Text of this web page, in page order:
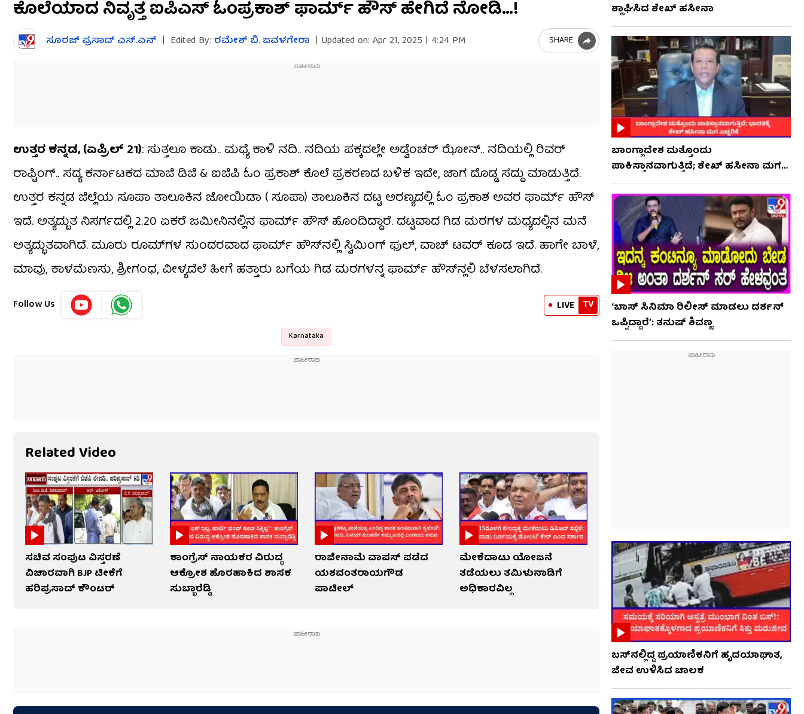
seconds
of
minutes,
32
seconds
ಕೊಲೆಯಾದ ನಿವೃತ್ತ ಐಪಿಎಸ್​​ ಓಂಪ್ರಕಾಶ್​ ಫಾರ್ಮ್ ಹೌಸ್ ಹೇಗಿದೆ ನೋಡಿ…!
ಸೂರಜ್ ಪ್ರಸಾದ್ ಎಸ್.ಎನ್ | Edited By: ರಮೇಶ್ ಬಿ. ಜವಳಗೇರಾ | Updated on: Apr 21, 2025 | 4:24 PM SHARE
ಉತ್ತರ ಕನ್ನಡ, (ಏಪ್ರಿಲ್ 21): ಸುತ್ತಲೂ ಕಾಡು.. ಮಧ್ಯೆ ಕಾಳಿ ನದಿ.. ನದಿಯ ಪಕ್ಕದಲ್ಲೇ ಅಡ್ವೆಂಚರ್ ಝೋನ್.. ನದಿಯಲ್ಲಿ ರಿವರ್
ರಾಫ್ಟಿಂಗ್.. ಸದ್ಯ ಕರ್ನಾಟಕದ ಮಾಜಿ ಡಿಜಿ & ಐಜಿಪಿ ಓಂ ಪ್ರಕಾಶ್​ ಕೊಲೆ ಪ್ರಕರಣದ ಬಳಿಕ ಇದೇ, ಜಾಗ ದೊಡ್ಡ ಸದ್ದು ಮಾಡುತ್ತಿದೆ.
ಉತ್ತರ ಕನ್ನಡ ಜಿಲ್ಲೆಯ ಸೂಪಾ ತಾಲೂಕಿನ ಜೋಯಿಡಾ ( ಸೂಪಾ) ತಾಲೂಕಿನ ದಟ್ಟ ಅರಣ್ಯದಲ್ಲಿ ಓಂ ಪ್ರಕಾಶ ಅವರ ಫಾರ್ಮ್ ಹೌಸ್
ಇದೆ. ಅತ್ಯದ್ಬುತ ನಿಸರ್ಗದಲ್ಲಿ 2.20 ಏಕರೆ ಜಮೀನಿನಲ್ಲಿನ ಫಾರ್ಮ್ ಹೌಸ್ ಹೊಂದಿದ್ದಾರೆ. ದಟ್ಟವಾದ ಗಿಡ ಮರಗಳ ಮಧ್ಯದಲ್ಲಿನ ಮನೆ
ಅತ್ಯದ್ಭುತವಾಗಿದೆ. ಮೂರು ರೂಮ್​ಗಳ ಸುಂದರವಾದ ಫಾರ್ಮ್ ಹೌಸ್​ನಲ್ಲಿ ಸ್ವಿಮಿಂಗ್ ಫುಲ್, ವಾಚ್ ಟವರ್ ಕೂಡ ಇದೆ. ಹಾಗೇ ಬಾಳೆ,
ಮಾವು, ಕಾಳಮೆಣಸು, ಶ್ರೀಗಂಧ, ವೀಳ್ಯದೆಲೆ ಹೀಗೆ ಹತ್ತಾರು ಬಗೆಯ ಗಿಡ ಮರಗಳನ್ನ ಫಾರ್ಮ್​ ಹೌಸ್​ನ್ಲಲಿ ಬೆಳಸಲಾಗಿದೆ.
Follow Us LIVE TV
Karnataka
Related Video
ಸಚಿವ ಸಂಪುಟ ವಿಸ್ತರಣೆ
ವಿಚಾರವಾಗಿ BJP ಟೀಕೆಗೆ
ಹರಿಪ್ರಸಾದ್ ಕೌಂಟರ್​​
ಕಾಂಗ್ರೆಸ್ ನಾಯಕರ ವಿರುದ್ಧ
ಆಕ್ರೋಶ ಹೊರಹಾಕಿದ ಶಾಸಕ
ಸುಬ್ಬಾರೆಡ್ಡಿ
ರಾಜೀನಾಮೆ ವಾಪಸ್ ಪಡೆದ
ಯಶವಂತರಾಯಗೌಡ
ಪಾಟೀಲ್
ಮೇಕೆದಾಟು ಯೋಜನೆ
ತಡೆಯಲು ತಮಿಳುನಾಡಿಗೆ
ಅಧಿಕಾರವಿಲ್ಲ
ಶ್ಲಾಘಿಸಿದ ಶೇಖ್ ಹಸೀನಾ
ಬಾಂಗ್ಲಾದೇಶ ಮತ್ತೊಂದು
ಪಾಕಿಸ್ತಾನವಾಗುತ್ತಿದೆ; ಶೇಖ್ ಹಸೀನಾ ಮಗ
ಎಚ್ಚರಿಕೆ
‘ಬಾಸ್ ಸಿನಿಮಾ ರಿಲೀಸ್ ಮಾಡಲು ದರ್ಶನ್
ಒಪ್ಪಿದ್ದಾರೆ’: ತನುಷ್ ಶಿವಣ್ಣ
ಬಸ್‌ನಲ್ಲಿದ್ದ ಪ್ರಯಾಣಿಕನಿಗೆ ಹೃದಯಾಘಾತ,
ಜೀವ ಉಳಿಸಿದ ಚಾಲಕ